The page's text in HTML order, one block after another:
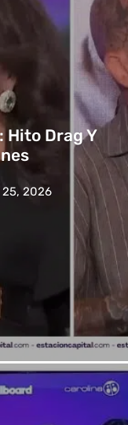
Hito Drag Y
25, 2026